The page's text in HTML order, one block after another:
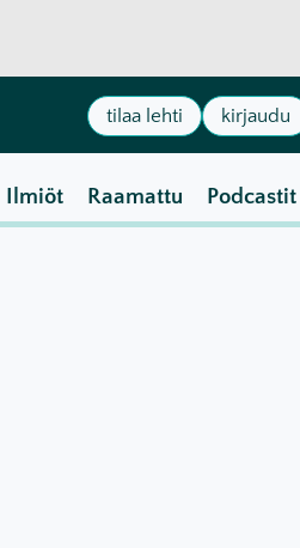
tilaa lehti kirjaudu
Ilmiöt Raamattu Podcastit